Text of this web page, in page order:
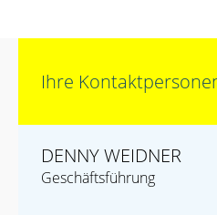
Ihre
DENNY WEIDNER
Geschäftsführung